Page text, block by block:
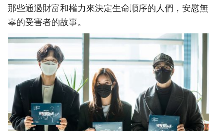
那些通過財富和權力來決定生命順序的人們，安慰無
辜的受害者的故事。